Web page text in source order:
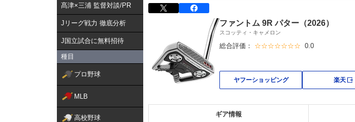
髙津×三浦 監督対談/PR
Jリーグ戦力 徹底分析
J国立試合に無料招待
種目
プロ野球
MLB
高校野球
ファントム 9R パター（2026）
スコッティ・キャメロン
総合評価： ☆☆☆☆☆☆☆ 0.0
ヤフーショッピング 楽天
ギア情報